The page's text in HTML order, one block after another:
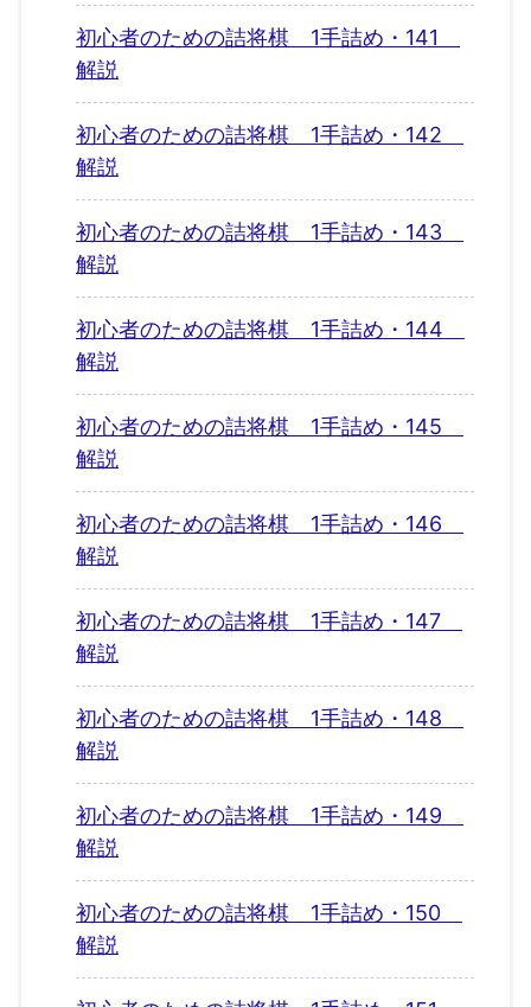
初心者のための詰将棋 1手詰め・141
解説
初心者のための詰将棋 1手詰め・142
解説
初心者のための詰将棋 1手詰め・143
解説
初心者のための詰将棋 1手詰め・144
解説
初心者のための詰将棋 1手詰め・145
解説
初心者のための詰将棋 1手詰め・146
解説
初心者のための詰将棋 1手詰め・147
解説
初心者のための詰将棋 1手詰め・148
解説
初心者のための詰将棋 1手詰め・149
解説
初心者のための詰将棋 1手詰め・150
解説